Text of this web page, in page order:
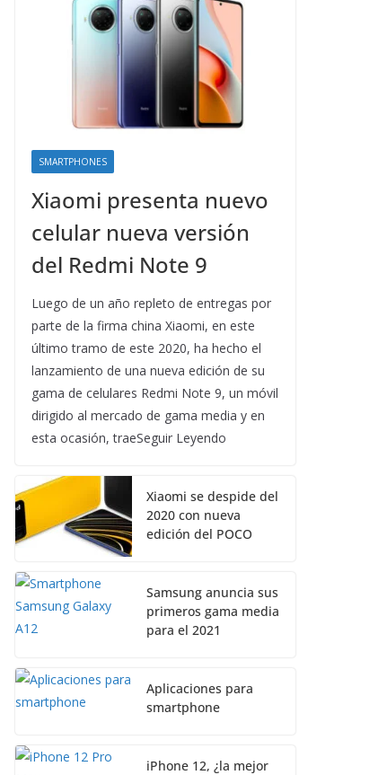
SMARTPHONES
Xiaomi presenta nuevo
celular nueva versión
del Redmi Note 9
Luego de un año repleto de entregas por
parte de la firma china Xiaomi, en este
último tramo de este 2020, ha hecho el
lanzamiento de una nueva edición de su
gama de celulares Redmi Note 9, un móvil
dirigido al mercado de gama media y en
esta ocasión, traeSeguir Leyendo
Xiaomi se despide del
2020 con nueva
edición del POCO
Samsung anuncia sus
primeros gama media
para el 2021
Aplicaciones para
smartphone
iPhone 12, ¿la mejor